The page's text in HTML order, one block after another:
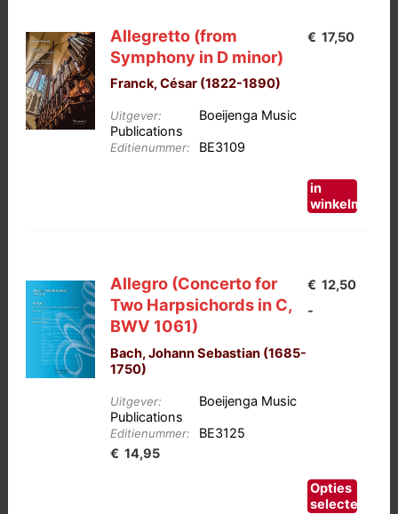
Allegretto (from
Symphony in D minor)
Franck, César (1822-1890)
Uitgever:
Boeijenga Music
Publications
Editienummer: BE3109
€ 17,50
in
winkelmand
Allegro (Concerto for
Two Harpsichords in C,
BWV 1061)
Bach, Johann Sebastian (1685-
1750)
Uitgever:
Boeijenga Music
Publications
Editienummer: BE3125
€ 12,50
-
€ 14,95Prijsklasse:
Opties
selecteren